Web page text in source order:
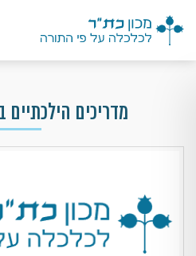
מדריכים הילכתיים